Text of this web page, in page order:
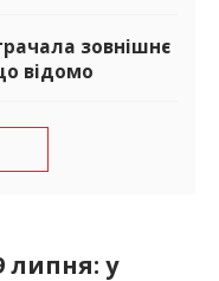
зовнішнє
відомо
липня: у